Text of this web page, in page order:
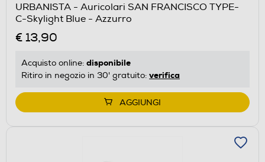
URBANISTA - Auricolari SAN FRANCISCO TYPE-
C-Skylight Blue - Azzurro
€ 13,90
Acquisto online: disponibile
Ritiro in negozio in 30' gratuito: verifica
AGGIUNGI